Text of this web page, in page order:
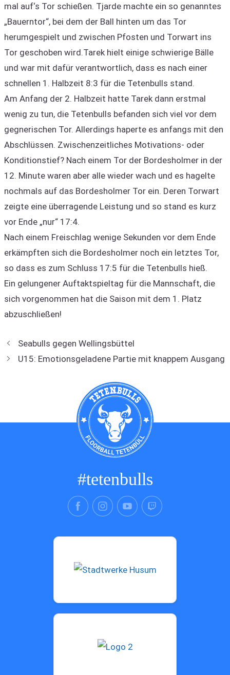
mal auf‘s Tor schießen. Tjarde machte ein so genanntes
„Bauerntor“, bei dem der Ball hinten um das Tor
herumgespielt und zwischen Pfosten und Torwart ins
Tor geschoben wird.Tarek hielt einige schwierige Bälle
und war mit dafür verantwortlich, dass es nach einer
schnellen 1. Halbzeit 8:3 für die Tetenbulls stand.
Am Anfang der 2. Halbzeit hatte Tarek dann erstmal
wenig zu tun, die Tetenbulls befanden sich viel vor dem
gegnerischen Tor. Allerdings haperte es anfangs mit den
Abschlüssen. Zwischenzeitliches Motivations- oder
Konditionstief? Nach einem Tor der Bordesholmer in der
12. Minute waren aber alle wieder wach und es hagelte
nochmals auf das Bordesholmer Tor ein. Deren Torwart
zeigte eine überragende Leistung und so stand es kurz
vor Ende „nur“ 17:4.
Nach einem Freischlag wenige Sekunden vor dem Ende
erkämpften sich die Bordesholmer noch ein letztes Tor,
so dass es zum Schluss 17:5 für die Tetenbulls hieß.
Ein gelungener Auftaktspieltag für die Mannschaft, die
sich vorgenommen hat die Saison mit dem 1. Platz
abzuschließen!
Seabulls gegen Wellingsbüttel
U15: Emotionsgeladene Partie mit knappem Ausgang
#tetenbulls